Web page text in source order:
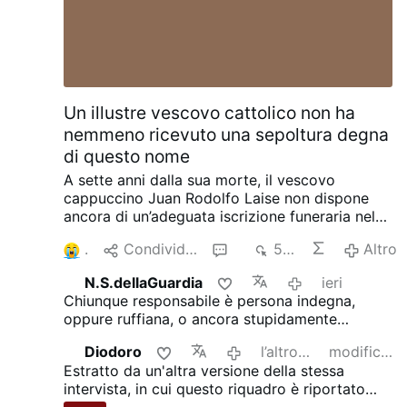
Un illustre vescovo cattolico non ha
nemmeno ricevuto una sepoltura degna
di questo nome
A sette anni dalla sua morte, il vescovo
cappuccino Juan Rodolfo Laise non dispone
ancora di un’adeguata iscrizione funeraria nel
Rotondo, in Italia. Il vescovo Laise divenne
famoso a livello internazionale per aver difeso
la pratica di ricevere la Santa Comunione sulla
lingua. Nel corso dei dibattiti tenutisi all’interno
della Conferenza Episcopale Argentina nel
1996 in merito all’introduzione della Comunione
sulla mano, egli scelse di non applicare l’indulto
nella propria diocesi, sostenendo che ricevere
la Comunione sulla lingua rimanesse la norma
1 Condividere 507
Altro
N.S.dellaGuardia
ieri
Chiunque responsabile è persona indegna,
oppure ruffiana, o ancora stupidamente
bergoglione...
Diodoro l’altro ieri
modificato
Estratto da un'altra versione della stessa
intervista, in cui questo riquadro è riportato